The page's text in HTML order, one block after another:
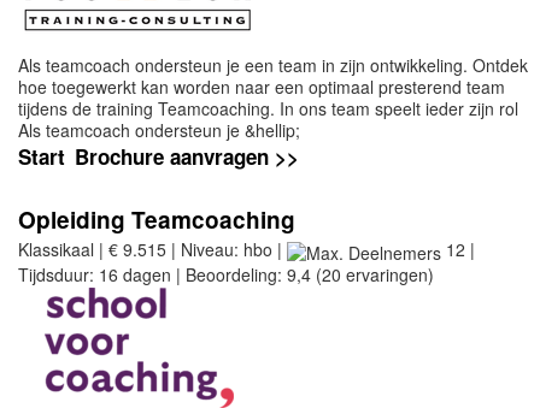
Als teamcoach ondersteun je een team in zijn ontwikkeling. Ontdek
hoe toegewerkt kan worden naar een optimaal presterend team
tijdens de training Teamcoaching. In ons team speelt ieder zijn rol
Als teamcoach ondersteun je &hellip;
Start Brochure aanvragen >>
Opleiding Teamcoaching
Klassikaal | € 9.515 | Niveau: hbo |
12 |
Tijdsduur: 16 dagen | Beoordeling: 9,4 (20 ervaringen)